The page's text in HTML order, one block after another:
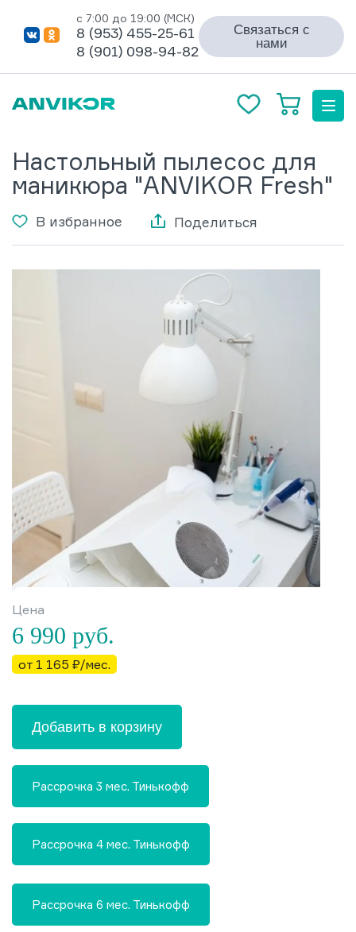
с 7:00 до 19:00 (МСК)
8 (953) 455-25-61
8 (901) 098-94-82
Связаться с
нами
Настольный пылесос для
маникюра "ANVIKOR Fresh"
В избранное Поделиться
Цена
6 990 руб.
от 1 165 ₽/мес.
Добавить в корзину
Рассрочка 3 мес. Тинькофф
Рассрочка 4 мес. Тинькофф
Рассрочка 6 мес. Тинькофф